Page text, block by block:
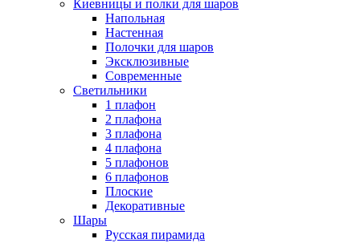
Киевницы и полки для шаров
Напольная
Настенная
Полочки для шаров
Эксклюзивные
Современные
Светильники
1 плафон
2 плафона
3 плафона
4 плафона
5 плафонов
6 плафонов
Плоские
Декоративные
Шары
Русская пирамида